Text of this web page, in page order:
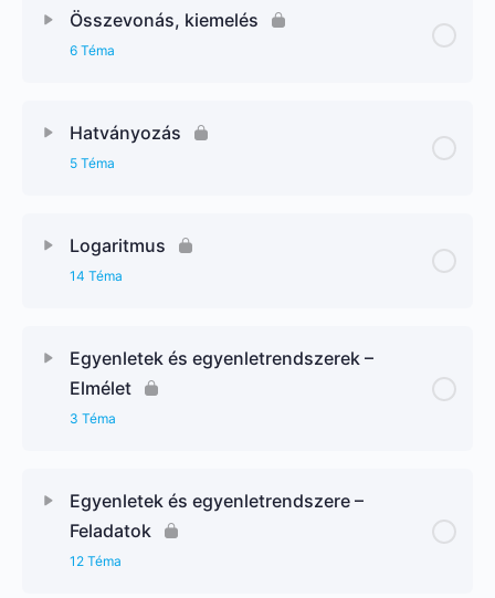
Összevonás, kiemelés
6 Téma
Hatványozás
5 Téma
Logaritmus
14 Téma
Egyenletek és egyenletrendszerek –
Elmélet
3 Téma
Egyenletek és egyenletrendszere –
Feladatok
12 Téma